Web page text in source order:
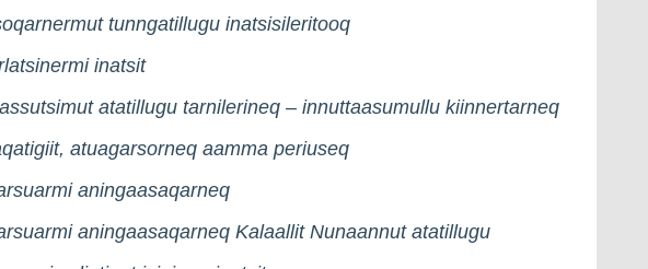
tunngatillugu inatsisileritooq
inatsit
atatillugu tarnilerineq – innuttaasumullu kiinnertarneq
atuagarsorneq aamma periuseq
aningaasaqarneq
aningaasaqarneq Kalaallit Nunaannut atatillugu